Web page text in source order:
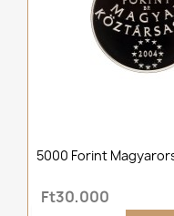
5000 Forint
Ft30,000